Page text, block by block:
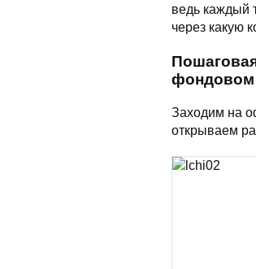
ведь каждый
через какую
фондовом
Заходим на
открываем